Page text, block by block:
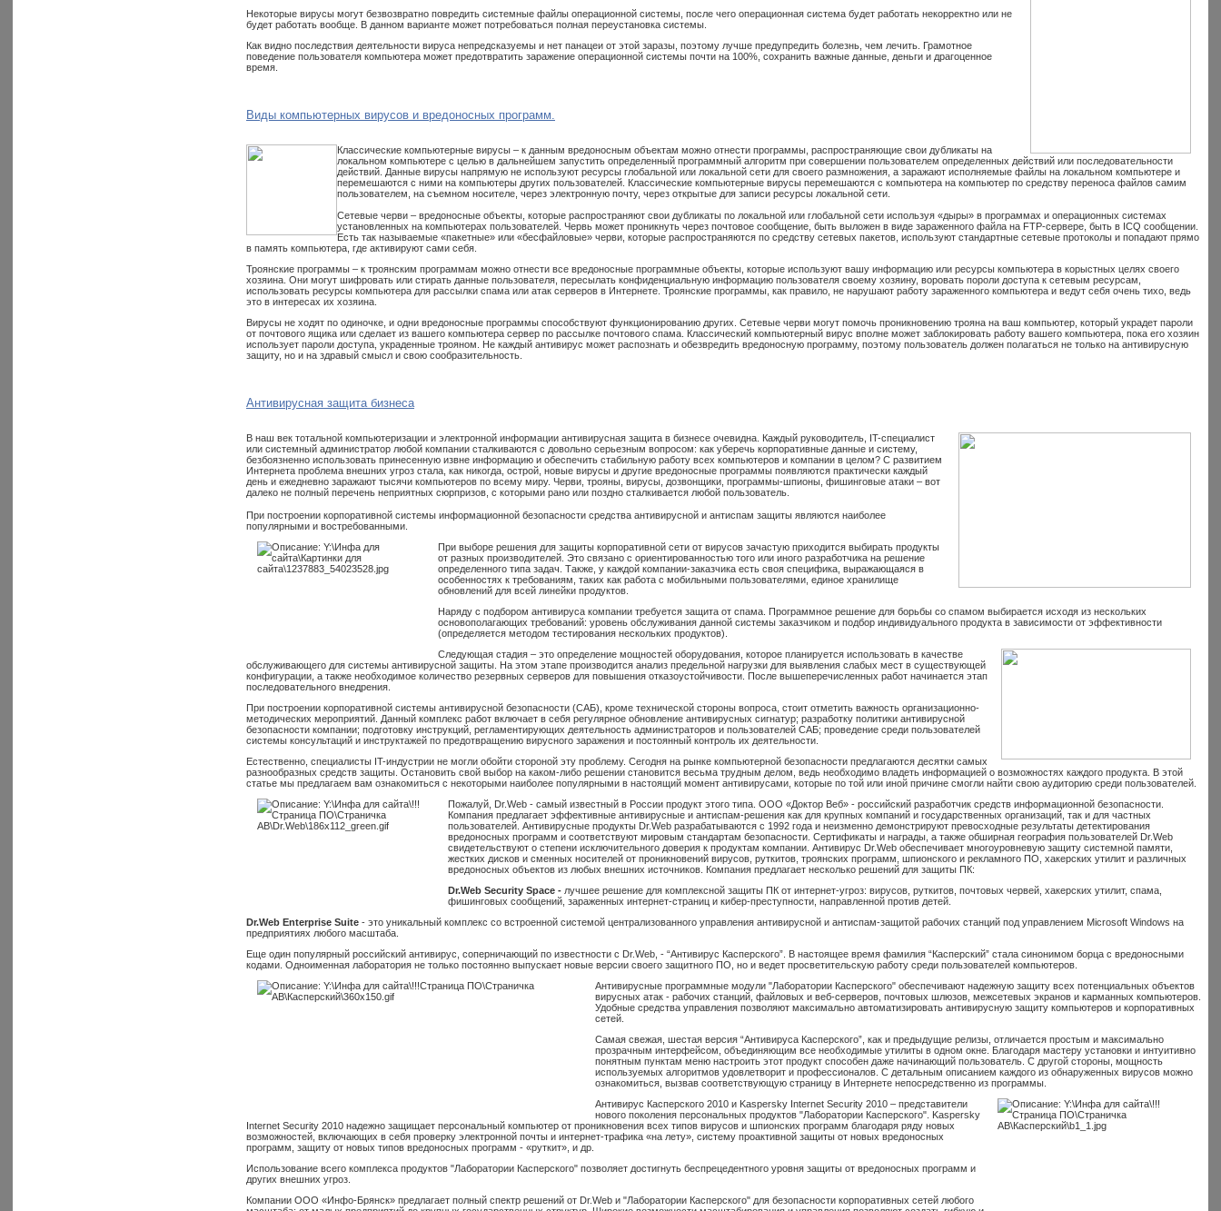
Некоторые вирусы могут безвозвратно повредить системные файлы операционной системы, после чего операционная система будет работать некорректно или не
будет работать вообще. В данном варианте может потребоваться полная переустановка системы.
Как видно последствия деятельности вируса непредсказуемы и нет панацеи от этой заразы, поэтому лучше предупредить болезнь, чем лечить. Грамотное
поведение пользователя компьютера может предотвратить заражение операционной системы почти на 100%, сохранить важные данные, деньги и драгоценное
время.
Виды компьютерных вирусов и вредоносных программ.
Классические компьютерные вирусы – к данным вредоносным объектам можно отнести программы, распространяющие свои дубликаты на
локальном компьютере с целью в дальнейшем запустить определенный программный алгоритм при совершении пользователем определенных действий или последовательности
действий. Данные вирусы напрямую не используют ресурсы глобальной или локальной сети для своего размножения, а заражают исполняемые файлы на локальном компьютере и
перемешаются с ними на компьютеры других пользователей. Классические компьютерные вирусы перемешаются с компьютера на компьютер по средству переноса файлов самим
пользователем, на съемном носителе, через электронную почту, через открытые для записи ресурсы локальной сети.
Сетевые черви – вредоносные объекты, которые распространяют свои дубликаты по локальной или глобальной сети используя «дыры» в программах и операционных системах
установленных на компьютерах пользователей. Червь может проникнуть через почтовое сообщение, быть выложен в виде зараженного файла на FTP-сервере, быть в ICQ сообщении.
Есть так называемые «пакетные» или «бесфайловые» черви, которые распространяются по средству сетевых пакетов, используют стандартные сетевые протоколы и попадают прямо
в память компьютера, где активируют сами себя.
Троянские программы – к троянским программам можно отнести все вредоносные программные объекты, которые используют вашу информацию или ресурсы компьютера в корыстных целях своего
хозяина. Они могут шифровать или стирать данные пользователя, пересылать конфиденциальную информацию пользователя своему хозяину, воровать пороли доступа к сетевым ресурсам,
использовать ресурсы компьютера для рассылки спама или атак серверов в Интернете. Троянские программы, как правило, не нарушают работу зараженного компьютера и ведут себя очень тихо, ведь
это в интересах их хозяина.
Вирусы не ходят по одиночке, и одни вредоносные программы способствуют функционированию других. Сетевые черви могут помочь проникновению трояна на ваш компьютер, который украдет пароли
от почтового ящика или сделает из вашего компьютера сервер по рассылке почтового спама. Классический компьютерный вирус вполне может заблокировать работу вашего компьютера, пока его хозяин
использует пароли доступа, украденные трояном. Не каждый антивирус может распознать и обезвредить вредоносную программу, поэтому пользователь должен полагаться не только на антивирусную
защиту, но и на здравый смысл и свою сообразительность.
Антивирусная защита бизнеса
В наш век тотальной компьютеризации и электронной информации антивирусная защита в бизнесе очевидна. Каждый руководитель, IT-специалист
или системный администратор любой компании сталкиваются с довольно серьезным вопросом: как уберечь корпоративные данные и систему,
безбоязненно использовать принесенную извне информацию и обеспечить стабильную работу всех компьютеров и компании в целом? С развитием
Интернета проблема внешних угроз стала, как никогда, острой, новые вирусы и другие вредоносные программы появляются практически каждый
день и ежедневно заражают тысячи компьютеров по всему миру. Черви, трояны, вирусы, дозвонщики, программы-шпионы, фишинговые атаки – вот
далеко не полный перечень неприятных сюрпризов, с которыми рано или поздно сталкивается любой пользователь.
При построении корпоративной системы информационной безопасности средства антивирусной и антиспам защиты являются наиболее
популярными и востребованными.
При выборе решения для защиты корпоративной сети от вирусов зачастую приходится выбирать продукты
от разных производителей. Это связано с ориентированностью того или иного разработчика на решение
определенного типа задач. Также, у каждой компании-заказчика есть своя специфика, выражающаяся в
особенностях к требованиям, таких как работа с мобильными пользователями, единое хранилище
обновлений для всей линейки продуктов.
Наряду с подбором антивируса компании требуется защита от спама. Программное решение для борьбы со спамом выбирается исходя из нескольких
основополагающих требований: уровень обслуживания данной системы заказчиком и подбор индивидуального продукта в зависимости от эффективности
(определяется методом тестирования нескольких продуктов).
Следующая стадия – это определение мощностей оборудования, которое планируется использовать в качестве
обслуживающего для системы антивирусной защиты. На этом этапе производится анализ предельной нагрузки для выявления слабых мест в существующей
конфигурации, а также необходимое количество резервных серверов для повышения отказоустойчивости. После вышеперечисленных работ начинается этап
последовательного внедрения.
При построении корпоративной системы антивирусной безопасности (САБ), кроме технической стороны вопроса, стоит отметить важность организационно-
методических мероприятий. Данный комплекс работ включает в себя регулярное обновление антивирусных сигнатур; разработку политики антивирусной
безопасности компании; подготовку инструкций, регламентирующих деятельность администраторов и пользователей САБ; проведение среди пользователей
системы консультаций и инструктажей по предотвращению вирусного заражения и постоянный контроль их деятельности.
Естественно, специалисты IT-индустрии не могли обойти стороной эту проблему. Сегодня на рынке компьютерной безопасности предлагаются десятки самых
разнообразных средств защиты. Остановить свой выбор на каком-либо решении становится весьма трудным делом, ведь необходимо владеть информацией о возможностях каждого продукта. В этой
статье мы предлагаем вам ознакомиться с некоторыми наиболее популярными в настоящий момент антивирусами, которые по той или иной причине смогли найти свою аудиторию среди пользователей.
Пожалуй, Dr.Web - самый известный в России продукт этого типа. ООО «Доктор Веб» - российский разработчик средств информационной безопасности.
Компания предлагает эффективные антивирусные и антиспам-решения как для крупных компаний и государственных организаций, так и для частных
пользователей. Антивирусные продукты Dr.Web разрабатываются с 1992 года и неизменно демонстрируют превосходные результаты детектирования
вредоносных программ и соответствуют мировым стандартам безопасности. Сертификаты и награды, а также обширная география пользователей Dr.Web
свидетельствуют о степени исключительного доверия к продуктам компании. Антивирус Dr.Web обеспечивает многоуровневую защиту системной памяти,
жестких дисков и сменных носителей от проникновений вирусов, руткитов, троянских программ, шпионского и рекламного ПО, хакерских утилит и различных
вредоносных объектов из любых внешних источников. Компания предлагает несколько решений для защиты ПК:
Dr.Web Security Space - лучшее решение для комплексной защиты ПК от интернет-угроз: вирусов, руткитов, почтовых червей, хакерских утилит, спама,
фишинговых сообщений, зараженных интернет-страниц и кибер-преступности, направленной против детей.
Dr.Web Enterprise Suite - это уникальный комплекс со встроенной системой централизованного управления антивирусной и антиспам-защитой рабочих станций под управлением Microsoft Windows на
предприятиях любого масштаба.
Еще один популярный российский антивирус, соперничающий по известности с Dr.Web, - “Антивирус Касперского”. В настоящее время фамилия “Касперский” стала синонимом борца с вредоносными
кодами. Одноименная лаборатория не только постоянно выпускает новые версии своего защитного ПО, но и ведет просветительскую работу среди пользователей компьютеров.
Антивирусные программные модули "Лаборатории Касперского" обеспечивают надежную защиту всех потенциальных объектов
вирусных атак - рабочих станций, файловых и веб-серверов, почтовых шлюзов, межсетевых экранов и карманных компьютеров.
Удобные средства управления позволяют максимально автоматизировать антивирусную защиту компьютеров и корпоративных
сетей.
Самая свежая, шестая версия “Антивируса Касперского”, как и предыдущие релизы, отличается простым и максимально
прозрачным интерфейсом, объединяющим все необходимые утилиты в одном окне. Благодаря мастеру установки и интуитивно
понятным пунктам меню настроить этот продукт способен даже начинающий пользователь. С другой стороны, мощность
используемых алгоритмов удовлетворит и профессионалов. С детальным описанием каждого из обнаруженных вирусов можно
ознакомиться, вызвав соответствующую страницу в Интернете непосредственно из программы.
Антивирус Касперского 2010 и Kaspersky Internet Security 2010 – представители
нового поколения персональных продуктов "Лаборатории Касперского". Kaspersky
Internet Security 2010 надежно защищает персональный компьютер от проникновения всех типов вирусов и шпионских программ благодаря ряду новых
возможностей, включающих в себя проверку электронной почты и интернет-трафика «на лету», систему проактивной защиты от новых вредоносных
программ, защиту от новых типов вредоносных программ - «руткит», и др.
Использование всего комплекса продуктов "Лаборатории Касперского" позволяет достигнуть беспрецедентного уровня защиты от вредоносных программ и
других внешних угроз.
Компании ООО «Инфо-Брянск» предлагает полный спектр решений от Dr.Web и "Лаборатории Касперского" для безопасности корпоративных сетей любого